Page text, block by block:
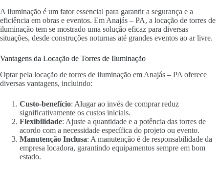
A iluminação é um fator essencial para garantir a segurança e a
eficiência em obras e eventos. Em Anajás – PA, a locação de torres de
iluminação tem se mostrado uma solução eficaz para diversas
situações, desde construções noturnas até grandes eventos ao ar livre.
Vantagens da Locação de Torres de Iluminação
Optar pela locação de torres de iluminação em Anajás – PA oferece
diversas vantagens, incluindo:
Custo-benefício: Alugar ao invés de comprar reduz
significativamente os custos iniciais.
Flexibilidade: Ajuste a quantidade e a potência das torres de
acordo com a necessidade específica do projeto ou evento.
Manutenção Inclusa: A manutenção é de responsabilidade da
empresa locadora, garantindo equipamentos sempre em bom
estado.